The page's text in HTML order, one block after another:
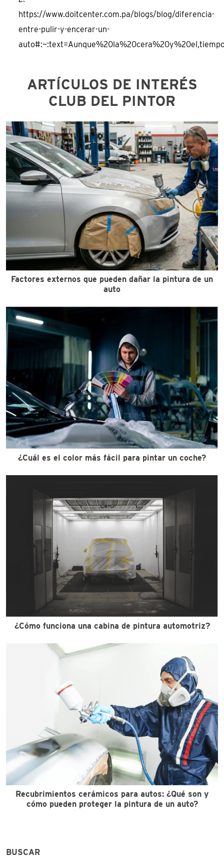
https://www.doitcenter.com.pa/blogs/blog/diferencia-
entre-pulir-y-encerar-un-
ARTÍCULOS DE INTERÉS
CLUB DEL PINTOR
Factores externos que pueden dañar la pintura de un
auto
¿Cuál es el color más fácil para pintar un coche?
¿Cómo funciona una cabina de pintura automotriz?
Recubrimientos cerámicos para autos: ¿Qué son y
cómo pueden proteger la pintura de un auto?
BUSCAR